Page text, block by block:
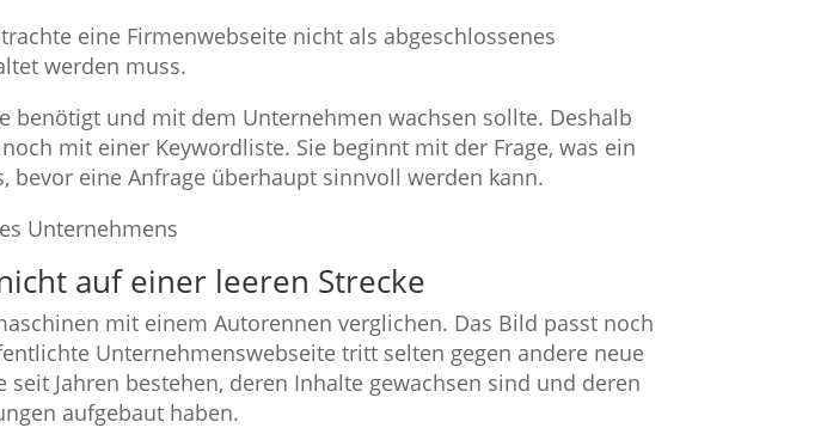
eine Firmenwebseite nicht als abgeschlossenes
werden muss.
benötigt und mit dem Unternehmen wachsen sollte. Deshalb
mit einer Keywordliste. Sie beginnt mit der Frage, was ein
eine Anfrage überhaupt sinnvoll werden kann.
auf einer leeren Strecke
mit einem Autorennen verglichen. Das Bild passt noch
Unternehmenswebseite tritt selten gegen andere neue
Jahren bestehen, deren Inhalte gewachsen sind und deren
aufgebaut haben.